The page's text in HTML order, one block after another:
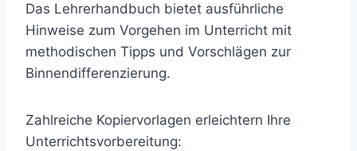
Das Lehrerhandbuch bietet ausführliche
Hinweise zum Vorgehen im Unterricht mit
methodischen Tipps und Vorschlägen zur
Binnendifferenzierung.
Zahlreiche Kopiervorlagen erleichtern Ihre
Unterrichtsvorbereitung: